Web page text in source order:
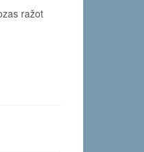
ražot